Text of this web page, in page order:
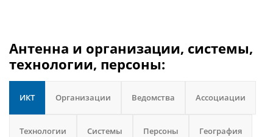
Антенна и организации, системы,
технологии, персоны:
ИКТ Организации Ведомства Ассоциации
Технологии Системы Персоны География